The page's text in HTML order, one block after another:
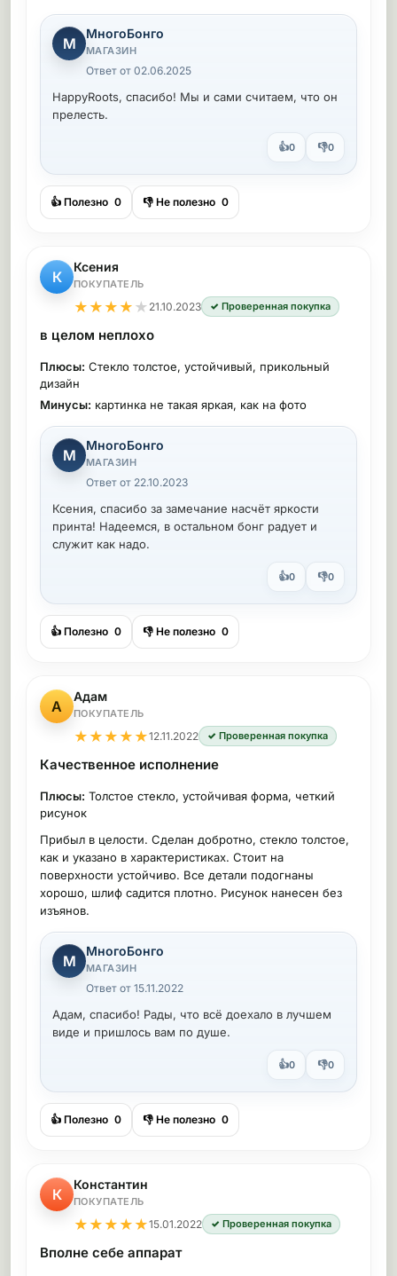
М
МногоБонго
МАГАЗИН
Ответ от 02.06.2025
HappyRoots, спасибо! Мы и сами считаем, что он
прелесть.
👍0 👎0
👍 Полезно 0 👎 Не полезно 0
К
Ксения
ПОКУПАТЕЛЬ
★ ★ ★ ★ ★ 21.10.2023 ✓ Проверенная покупка
в целом неплохо
Плюсы: Стекло толстое, устойчивый, прикольный
дизайн
Минусы: картинка не такая яркая, как на фото
М
МногоБонго
МАГАЗИН
Ответ от 22.10.2023
Ксения, спасибо за замечание насчёт яркости
принта! Надеемся, в остальном бонг радует и
служит как надо.
👍0 👎0
👍 Полезно 0 👎 Не полезно 0
А
Адам
ПОКУПАТЕЛЬ
★ ★ ★ ★ ★12.11.2022 ✓ Проверенная покупка
Качественное исполнение
Плюсы: Толстое стекло, устойчивая форма, четкий
рисунок
Прибыл в целости. Сделан добротно, стекло толстое,
как и указано в характеристиках. Стоит на
поверхности устойчиво. Все детали подогнаны
хорошо, шлиф садится плотно. Рисунок нанесен без
изъянов.
М
МногоБонго
МАГАЗИН
Ответ от 15.11.2022
Адам, спасибо! Рады, что всё доехало в лучшем
виде и пришлось вам по душе.
👍0 👎0
👍 Полезно 0 👎 Не полезно 0
К
Константин
ПОКУПАТЕЛЬ
★ ★ ★ ★ ★15.01.2022 ✓ Проверенная покупка
Вполне себе аппарат